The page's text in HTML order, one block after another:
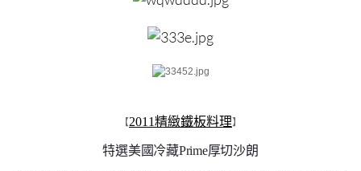
【2011精緻鐵板料理】
特選美國冷藏Prime厚切沙朗